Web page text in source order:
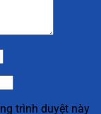
trình duyệt này